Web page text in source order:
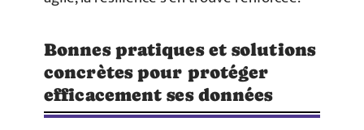
Bonnes pratiques et solutions
concrètes pour protéger
efficacement ses données